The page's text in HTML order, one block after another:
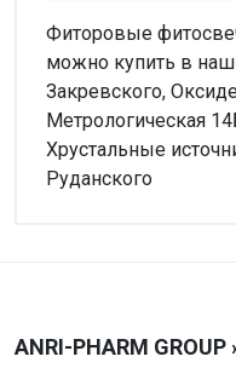
Фиторовые
можно купить в
Закревского,
Метрологическая
Хрустальные
Руданского
Написать
ANRI-PHARM GROUP ›